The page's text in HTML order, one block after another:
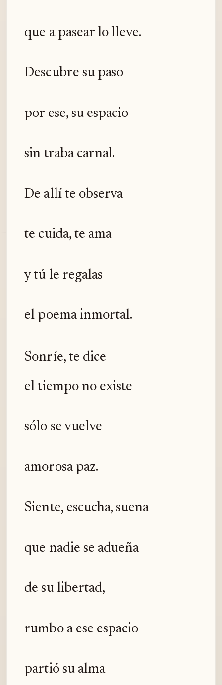
que a pasear lo lleve.
Descubre su paso
por ese, su espacio
sin traba carnal.
De allí te observa
te cuida, te ama
y tú le regalas
el poema inmortal.
Sonríe, te dice
el tiempo no existe
sólo se vuelve
amorosa paz.
Siente, escucha, suena
que nadie se adueña
de su libertad,
rumbo a ese espacio
partió su alma